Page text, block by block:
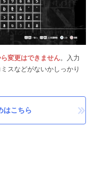
変更はできません。入力
スなどがないかしっかり
はこちら